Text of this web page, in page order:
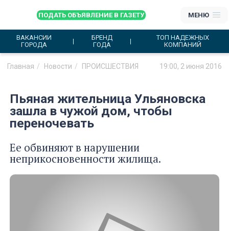
ПОДАТЬ ОБЪЯВЛЕНИЕ В ГАЗЕТУ МЕНЮ
ВАКАНСИИ
ГОРОДА
БРЕНД
ГОДА
ТОП НАДЕЖНЫХ
КОМПАНИЙ
Главная Новости ПРОИСШЕСТВИЯ 19:00, 2 июня 2016
Пьяная жительница Ульяновска
зашла в чужой дом, чтобы
переночевать
Ее обвиняют в нарушении
неприкосновенности жилища.